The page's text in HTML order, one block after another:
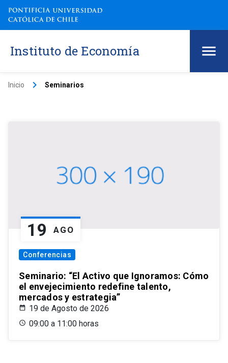
Instituto de Economía
Inicio keyboard_arrow_right Seminarios
19 AGO
Conferencias
Seminario: “El Activo que Ignoramos: Cómo
el envejecimiento redefine talento,
mercados y estrategia”
19 de Agosto de 2026
09:00 a 11:00 horas